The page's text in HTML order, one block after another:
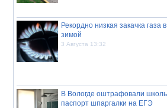
Рекордно низкая закачка газа
зимой
3 Августа 13:32
В Вологде оштрафовали
паспорт шпаргалки на ЕГЭ